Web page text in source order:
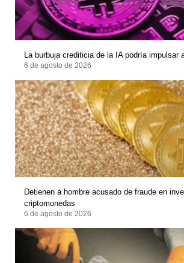
La burbuja crediticia de la IA podría impulsar
6 de agosto de 2026
Detienen a hombre acusado de fraude en
criptomonedas
6 de agosto de 2026